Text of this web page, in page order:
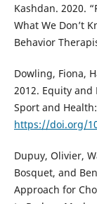
Kashdan. 2020.
What We Don’t
Behavior
Dowling, Fiona,
2012. Equity and
Sport and
https://doi.org/
Dupuy, Olivier,
Bosquet, and
Approach for